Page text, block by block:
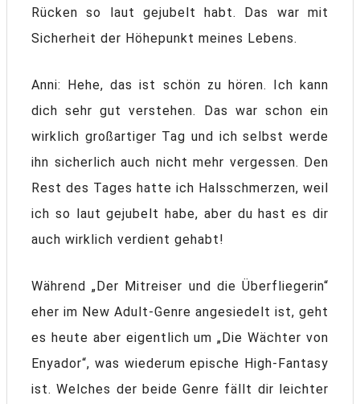
Rücken so laut gejubelt habt. Das war mit
Sicherheit der Höhepunkt meines Lebens.
Anni: Hehe, das ist schön zu hören. Ich kann
dich sehr gut verstehen. Das war schon ein
wirklich großartiger Tag und ich selbst werde
ihn sicherlich auch nicht mehr vergessen. Den
Rest des Tages hatte ich Halsschmerzen, weil
ich so laut gejubelt habe, aber du hast es dir
auch wirklich verdient gehabt!
Während „Der Mitreiser und die Überfliegerin“
eher im New Adult-Genre angesiedelt ist, geht
es heute aber eigentlich um „Die Wächter von
Enyador“, was wiederum epische High-Fantasy
ist. Welches der beide Genre fällt dir leichter